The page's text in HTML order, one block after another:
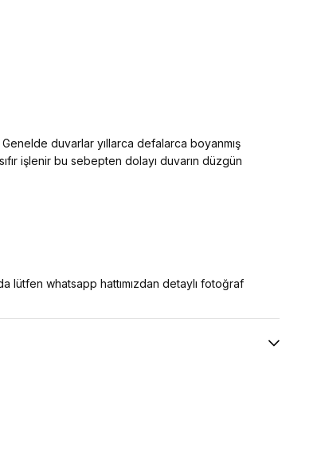
duvarlar yıllarca defalarca boyanmış
işlenir bu sebepten dolayı duvarın düzgün
lütfen whatsapp hattımızdan detaylı fotoğraf